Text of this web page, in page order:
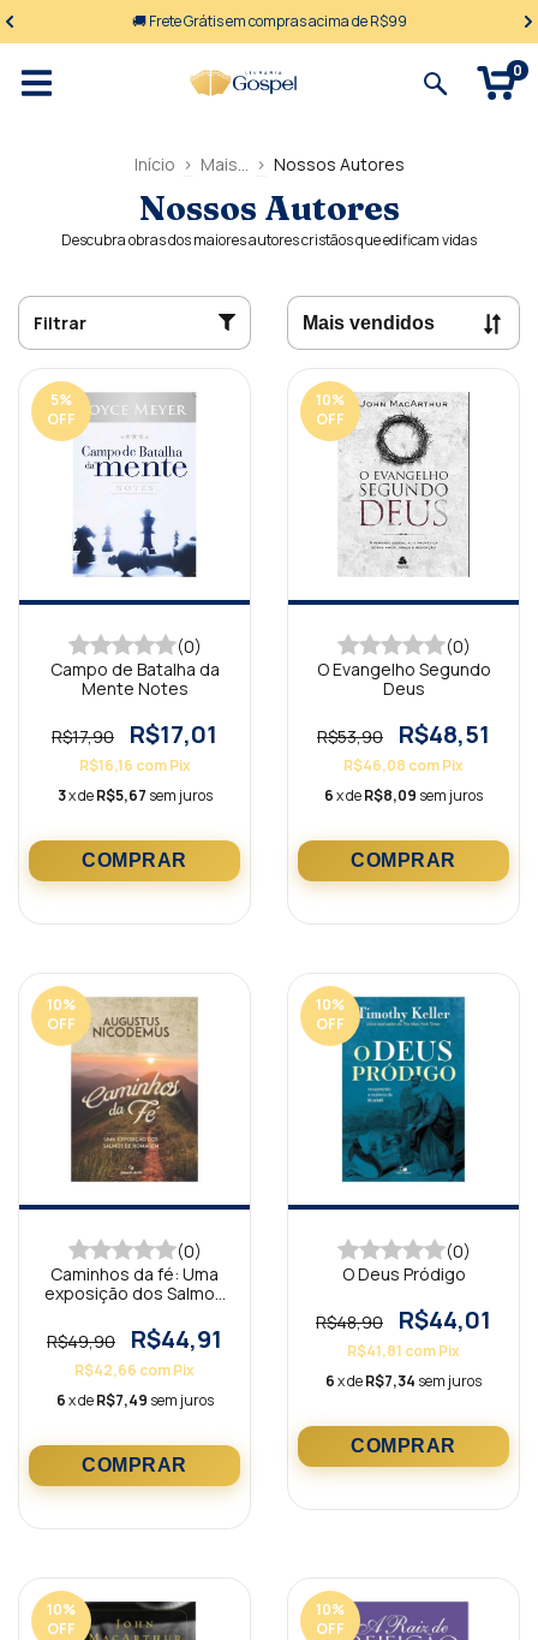
🚚 Frete Grátis em compras acima de R$99
0
Início > Mais... > Nossos Autores
Nossos Autores
Descubra obras dos maiores autores cristãos que edificam vidas
Filtrar
5%
OFF
(0)
Campo de Batalha da
Mente Notes
R$17,90 R$17,01
R$16,16 com Pix
3x deR$5,67 sem juros
10%
OFF
(0)
O Evangelho Segundo
Deus
R$53,90 R$48,51
R$46,08 comPix
6x deR$8,09 sem juros
10%
OFF
(0)
Caminhos da fé: Uma
exposição dos Salmos
R$49,90
R$44,91
R$42,66 comPix
6x deR$7,49 sem juros
10%
OFF
(0)
O Deus Pródigo
R$48,90 R$44,01
R$41,81 comPix
6x deR$7,34 sem juros
10%
OFF
10%
OFF